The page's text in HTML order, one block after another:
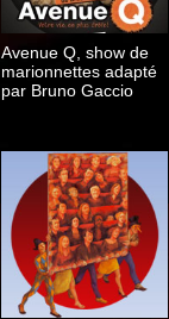
Avenue Q, show de
marionnettes adapté
par Bruno Gaccio